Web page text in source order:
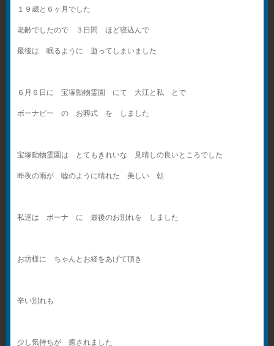
１９歳と６ヶ月でした
老齢でしたので ３日間 ほど寝込んで
最後は 眠るように 逝ってしまいました
６月６日に 宝塚動物霊園 にて 大江と私 とで
ボーナビー の お葬式 を しました
宝塚動物霊園は とてもきれいな 見晴しの良いところでした
昨夜の雨が 嘘のように晴れた 美しい 朝
私達は ボーナ に 最後のお別れを しました
お坊様に ちゃんとお経をあげて頂き
辛い別れも
少し気持ちが 癒されました